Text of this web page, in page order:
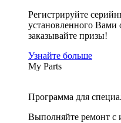
Регистрируйте
установленного Вами
заказывайте призы!
Узнайте больше
My Parts
Программа для
Выполняйте ремонт с